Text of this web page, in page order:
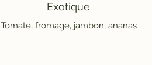
Exotique
Tomate, fromage, jambon, ananas